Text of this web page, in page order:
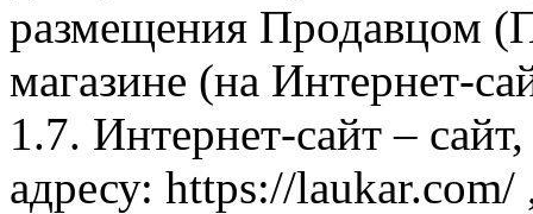
размещения Продавцом
магазине (на Интернет-
1.7. Интернет-сайт –
адресу: https://laukar.com/